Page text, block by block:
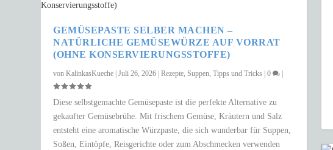
GEMÜSEPASTE SELBER MACHEN –
NATÜRLICHE GEMÜSEWÜRZE AUF VORRAT
(OHNE KONSERVIERUNGSSTOFFE)
vonKalinkasKueche |Juli 26, 2026 |Rezepte ,Suppen ,Tipps und Tricks |0 |
Diese selbstgemachte Gemüsepaste ist die perfekte Alternative zu
gekaufter Gemüsebrühe. Mit frischem Gemüse, Kräutern und Salz
entsteht eine aromatische Würzpaste, die sich wunderbar für Suppen,
Soßen, Eintöpfe, Reisgerichte oder zum Abschmecken verwenden